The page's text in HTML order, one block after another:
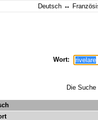
Deutsch ↔
Wort:
Die